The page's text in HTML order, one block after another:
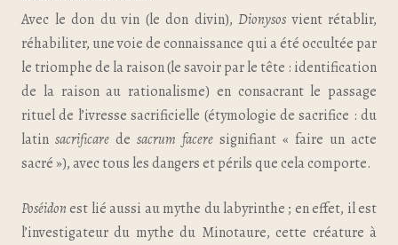
Avec le don du vin (le don divin), Dionysos vient rétablir,
réhabiliter, une voie de connaissance qui a été occultée par
le triomphe de la raison (le savoir par le tête : identification
de la raison au rationalisme) en consacrant le passage
rituel de l’ivresse sacrificielle (étymologie de sacrifice : du
latin sacrificare de sacrum facere signifiant « faire un acte
sacré »), avec tous les dangers et périls que cela comporte.
Poséidonest lié aussi au mythe du labyrinthe ; en effet, il est
l’investigateur du mythe du Minotaure, cette créature à